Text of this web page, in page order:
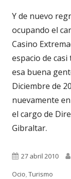
Y de nuevo
ocupando el
Casino
espacio de
esa buena
Diciembre de
nuevamente
el cargo de
Gibraltar.
Publicado
el
27 abril 2010
Ocio,Turismo